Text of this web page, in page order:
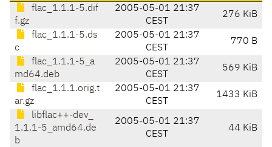
flac_1.1.1-5.dif
f.gz
2005-05-01 21:37
CEST
276 KiB
flac_1.1.1-5.ds
c
2005-05-01 21:37
CEST
770 B
flac_1.1.1-5_a
md64.deb
2005-05-01 21:37
CEST
569 KiB
flac_1.1.1.orig.t
ar.gz
2005-05-01 21:37
CEST
1433 KiB
libflac++-dev_
1.1.1-5_amd64.de
b
2005-05-01 21:37
CEST
44 KiB